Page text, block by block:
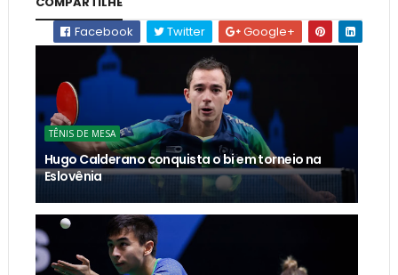
Facebook
Twitter Google+
TÊNIS DE MESA
Hugo Calderano conquista o bi em torneio na
Eslovênia